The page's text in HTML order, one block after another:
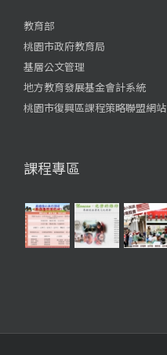
教育部
桃園市政府教育局
基層公文管理
地方教育發展基金會計系統
桃園市復興區課程策略聯盟網站
課程專區